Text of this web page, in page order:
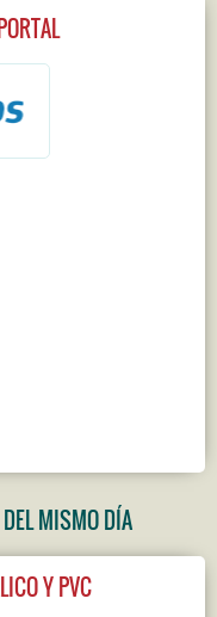
DEL MISMO DÍA
Y PVC